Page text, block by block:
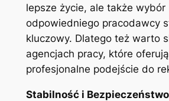
lepsze życie, ale także wybór
odpowiedniego pracodawcy
kluczowy. Dlatego też warto
agencjach pracy, które
profesjonalne podejście do
Stabilność i